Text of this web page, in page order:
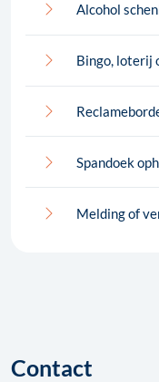
Alcohol
Bingo, loterij
Spandoek
Melding of
Contact